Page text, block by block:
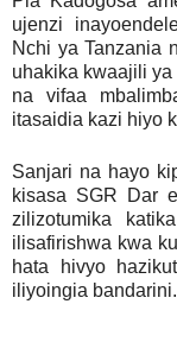
ujenzi
Nchi ya Tanzania
uhakika kwaajili
na vifaa
itasaidia kazi hiyo
Sanjari na hayo
kisasa SGR Dar
zilizotumika
ilisafirishwa kwa
hata hivyo
iliyoingia bandarini.